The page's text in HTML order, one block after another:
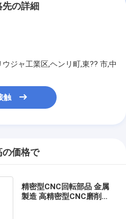
先の詳細
ジャ工業区,ヘンリ町,東?? 市,中
触
の価格で
精密型CNC回転部品 金属
製造 高精密型CNC磨削部